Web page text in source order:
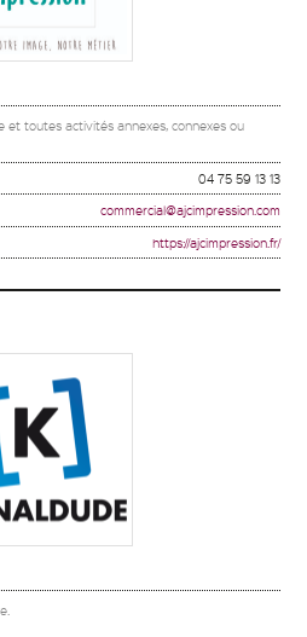
et toutes activités annexes, connexes ou
04 75 59 13 13
commercial@ajcimpression.com
https://ajcimpression.fr/